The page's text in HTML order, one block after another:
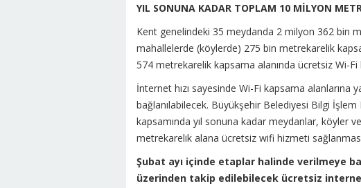
YIL SONUNA KADAR TOPLAM 10 MİLYON
Kent genelindeki 35 meydanda 2 milyon 362 bin
mahallelerde (köylerde) 275 bin metrekarelik
574 metrekarelik kapsama alanında ücretsiz Wi-
İnternet hızı sayesinde Wi-Fi kapsama
bağlanılabilecek. Büyükşehir Belediyesi Bilgi
kapsamında yıl sonuna kadar meydanlar, köyler
metrekarelik alana ücretsiz wifi hizmeti
Şubat ayı içinde etaplar halinde verilmeye
üzerinden takip edilebilecek ücretsiz